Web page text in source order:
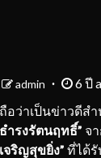
admin 6 ปี
ถือว่าเป็นข่าวดีส
ธำรงรัตนฤทธิ์” จ
เจริญสุขยิ่ง” ที่ได้รั